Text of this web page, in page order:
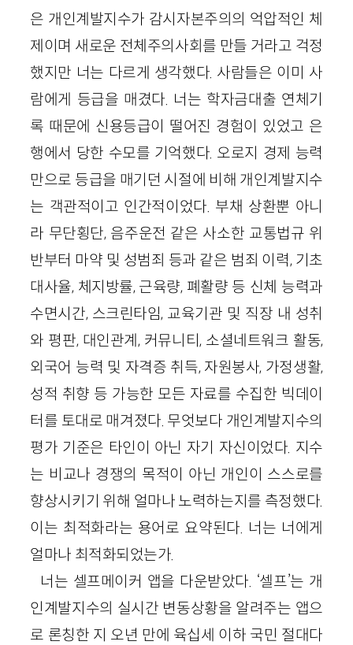
은 개인계발지수가 감시자본주의의 억압적인 체
제이며 새로운 전체주의사회를 만들 거라고 걱정
했지만 너는 다르게 생각했다. 사람들은 이미 사
람에게 등급을 매겼다. 너는 학자금대출 연체기
록 때문에 신용등급이 떨어진 경험이 있었고 은
행에서 당한 수모를 기억했다. 오로지 경제 능력
만으로 등급을 매기던 시절에 비해 개인계발지수
는 객관적이고 인간적이었다. 부채 상환뿐 아니
라 무단횡단, 음주운전 같은 사소한 교통법규 위
반부터 마약 및 성범죄 등과 같은 범죄 이력, 기초
대사율, 체지방률, 근육량, 폐활량 등 신체 능력과
수면시간, 스크린타임, 교육기관 및 직장 내 성취
와 평판, 대인관계, 커뮤니티, 소셜네트워크 활동,
외국어 능력 및 자격증 취득, 자원봉사, 가정생활,
성적 취향 등 가능한 모든 자료를 수집한 빅데이
터를 토대로 매겨졌다. 무엇보다 개인계발지수의
평가 기준은 타인이 아닌 자기 자신이었다. 지수
는 비교나 경쟁의 목적이 아닌 개인이 스스로를
향상시키기 위해 얼마나 노력하는지를 측정했다.
이는 최적화라는 용어로 요약된다. 너는 너에게
얼마나 최적화되었는가.
너는 셀프메이커 앱을 다운받았다. ‘셀프’는 개
인계발지수의 실시간 변동상황을 알려주는 앱으
로 론칭한 지 오년 만에 육십세 이하 국민 절대다